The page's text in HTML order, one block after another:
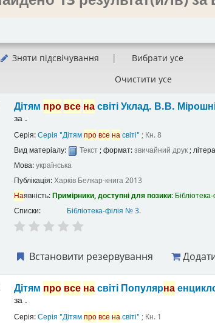
Зняти підсвічування
Вибрати усе
Очистити усе
Дітям про все насвітіУклад. В.В.
за .
Серія:Серія "Дітямпровсе насвіті" ; Кн. 8
Вид матеріалу:
Текст; формат:звичайний друк;
Мова:українська
Публікація:Харків Белкар-книга2013
Наявність:Примірники, доступні для позики:
Списки:
Бібліотека-філія № 3.
Встановити резервування
Дітям про все насвіті Популярна
за .
Серія:Серія "Дітямпровсе насвіті" ; Кн. 1